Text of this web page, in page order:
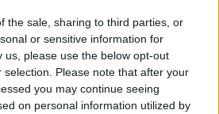
the sale, sharing to third parties, or
or sensitive information for
us, please use the below opt-out
Please note that after your
you may continue seeing
on personal information utilized by
του αλλά κ πάλι,δε
πολλοί καλύτεροι με